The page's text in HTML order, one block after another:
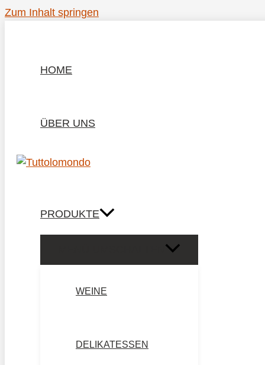
Zum Inhalt springen
HOME
ÜBER UNS
PRODUKTE
WEINE
DELIKATESSEN